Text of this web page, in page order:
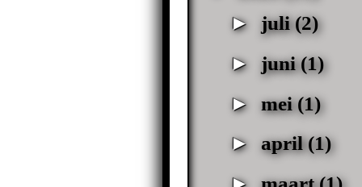
► juli(2)
► juni(1)
► mei(1)
► april(1)